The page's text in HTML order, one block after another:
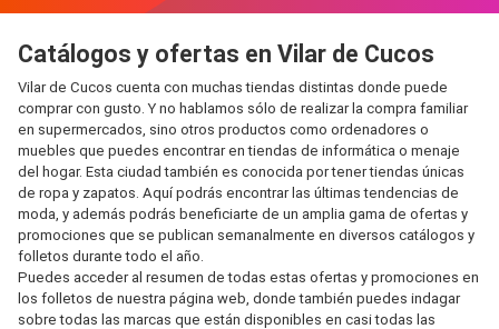
Catálogos y ofertas en Vilar de Cucos
Vilar de Cucos cuenta con muchas tiendas distintas donde puede
comprar con gusto. Y no hablamos sólo de realizar la compra familiar
en supermercados, sino otros productos como ordenadores o
muebles que puedes encontrar en tiendas de informática o menaje
del hogar. Esta ciudad también es conocida por tener tiendas únicas
de ropa y zapatos. Aquí podrás encontrar las últimas tendencias de
moda, y además podrás beneficiarte de un amplia gama de ofertas y
promociones que se publican semanalmente en diversos catálogos y
folletos durante todo el año.
Puedes acceder al resumen de todas estas ofertas y promociones en
los folletos de nuestra página web, donde también puedes indagar
sobre todas las marcas que están disponibles en casi todas las